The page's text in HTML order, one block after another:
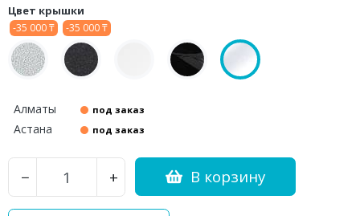
Цвет крышки
-35 000 ₸ -35 000 ₸
Алматы под заказ
Астана под заказ
− + В корзину